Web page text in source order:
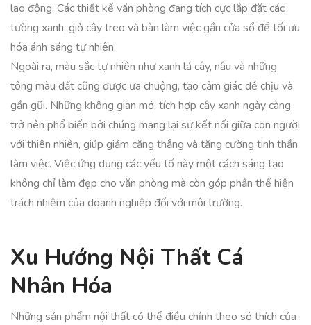
lao động. Các thiết kế văn phòng đang tích cực lắp đặt các
tường xanh, giỏ cây treo và bàn làm việc gần cửa sổ để tối ưu
hóa ánh sáng tự nhiên.
Ngoài ra, màu sắc tự nhiên như xanh lá cây, nâu và những
tông màu đất cũng được ưa chuộng, tạo cảm giác dễ chịu và
gần gũi. Những không gian mở, tích hợp cây xanh ngày càng
trở nên phổ biến bởi chúng mang lại sự kết nối giữa con người
với thiên nhiên, giúp giảm căng thẳng và tăng cường tinh thần
làm việc. Việc ứng dụng các yếu tố này một cách sáng tạo
không chỉ làm đẹp cho văn phòng mà còn góp phần thể hiện
trách nhiệm của doanh nghiệp đối với môi trường.
Xu Hướng Nội Thất Cá
Nhân Hóa
Những sản phẩm nội thất có thể điều chỉnh theo sở thích của